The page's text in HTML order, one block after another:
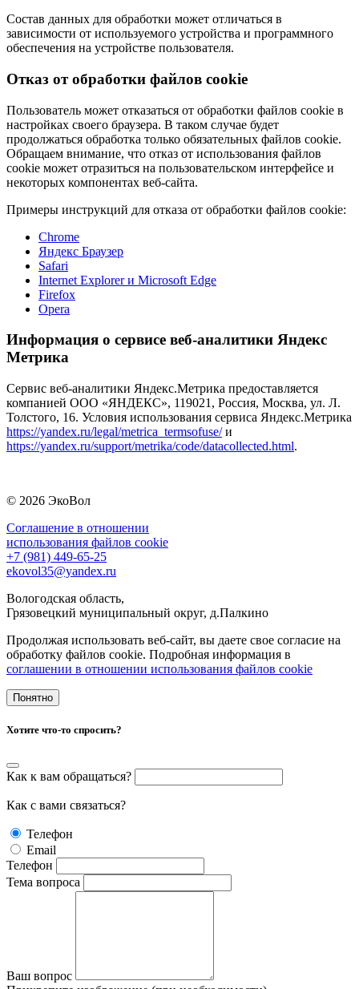
Состав данных для обработки может отличаться в
зависимости от используемого устройства и программного
обеспечения на устройстве пользователя.
Отказ от обработки файлов cookie
Пользователь может отказаться от обработки файлов cookie в
настройках своего браузера. В таком случае будет
продолжаться обработка только обязательных файлов cookie.
Обращаем внимание, что отказ от использования файлов
cookie может отразиться на пользовательском интерфейсе и
некоторых компонентах веб-сайта.
Примеры инструкций для отказа от обработки файлов cookie:
Chrome
Яндекс Браузер
Safari
Internet Explorer и Microsoft Edge
Firefox
Opera
Информация о сервисе веб-аналитики Яндекс
Метрика
Сервис веб-аналитики Яндекс.Метрика предоставляется
компанией ООО «ЯНДЕКС», 119021, Россия, Москва, ул. Л.
Толстого, 16. Условия использования сервиса Яндекс.Метрика
https://yandex.ru/legal/metrica_termsofuse/и
https://yandex.ru/support/metrika/code/datacollected.html.
© 2026 ЭкоВол
Соглашение в отношении
использования файлов cookie
+7 (981) 449-65-25
ekovol35@yandex.ru
Вологодская область,
Грязовецкий муниципальный округ, д.Палкино
Продолжая использовать веб-сайт, вы даете свое согласие на
обработку файлов cookie. Подробная информация в
cоглашении в отношении использования файлов cookie
Понятно
Хотите что-то спросить?
Как к вам обращаться?
Как с вами связаться?
Телефон
Email
Телефон
Тема вопроса
Ваш вопрос